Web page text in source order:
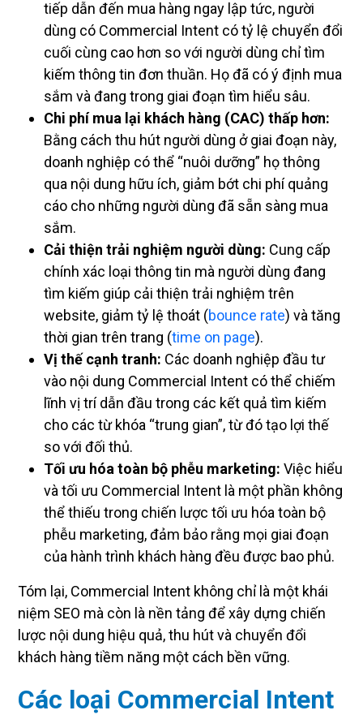
tiếp dẫn đến mua hàng ngay lập tức, người
dùng có Commercial Intent có tỷ lệ chuyển đổi
cuối cùng cao hơn so với người dùng chỉ tìm
kiếm thông tin đơn thuần. Họ đã có ý định mua
sắm và đang trong giai đoạn tìm hiểu sâu.
Chi phí mua lại khách hàng (CAC) thấp hơn:
Bằng cách thu hút người dùng ở giai đoạn này,
doanh nghiệp có thể “nuôi dưỡng” họ thông
qua nội dung hữu ích, giảm bớt chi phí quảng
cáo cho những người dùng đã sẵn sàng mua
sắm.
Cải thiện trải nghiệm người dùng: Cung cấp
chính xác loại thông tin mà người dùng đang
tìm kiếm giúp cải thiện trải nghiệm trên
website, giảm tỷ lệ thoát (bounce rate) và tăng
thời gian trên trang (time on page).
Vị thế cạnh tranh: Các doanh nghiệp đầu tư
vào nội dung Commercial Intent có thể chiếm
lĩnh vị trí dẫn đầu trong các kết quả tìm kiếm
cho các từ khóa “trung gian”, từ đó tạo lợi thế
so với đối thủ.
Tối ưu hóa toàn bộ phễu marketing: Việc hiểu
và tối ưu Commercial Intent là một phần không
thể thiếu trong chiến lược tối ưu hóa toàn bộ
phễu marketing, đảm bảo rằng mọi giai đoạn
của hành trình khách hàng đều được bao phủ.
Tóm lại, Commercial Intent không chỉ là một khái
niệm SEO mà còn là nền tảng để xây dựng chiến
lược nội dung hiệu quả, thu hút và chuyển đổi
khách hàng tiềm năng một cách bền vững.
Các loại Commercial Intent